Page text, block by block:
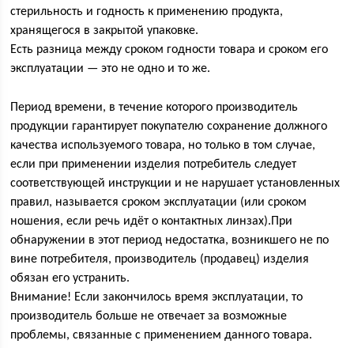
стерильность и годность к применению продукта,
хранящегося в закрытой упаковке.
Есть разница между сроком годности товара и сроком его
эксплуатации — это не одно и то же.
Период времени, в течение которого производитель
продукции гарантирует покупателю сохранение должного
качества используемого товара, но только в том случае,
если при применении изделия потребитель следует
соответствующей инструкции и не нарушает установленных
правил, называется сроком эксплуатации (или сроком
ношения, если речь идёт о контактных линзах).При
обнаружении в этот период недостатка, возникшего не по
вине потребителя, производитель (продавец) изделия
обязан его устранить.
Внимание! Если закончилось время эксплуатации, то
производитель больше не отвечает за возможные
проблемы, связанные с применением данного товара.